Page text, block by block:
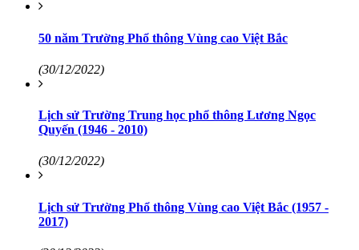
50 năm Trường Phổ thông Vùng cao Việt Bắc
(30/12/2022)
Lịch sử Trường Trung học phổ thông Lương Ngọc
Quyến (1946 - 2010)
(30/12/2022)
Lịch sử Trường Phổ thông Vùng cao Việt Bắc (1957 -
2017)